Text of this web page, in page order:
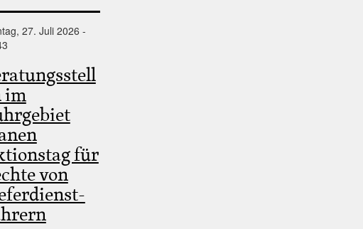
27. Juli 2026 -
im
für
von